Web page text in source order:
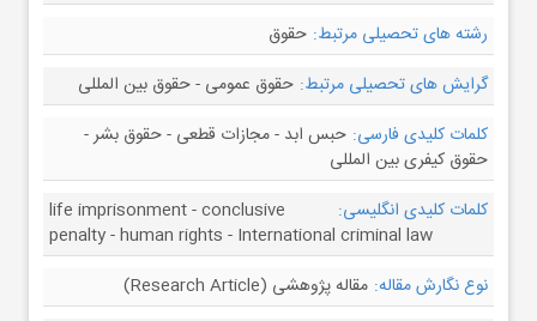
رشته های تحصیلی مرتبط: حقوق
گرایش های تحصیلی مرتبط: حقوق عمومی - حقوق بین المللی
کلمات کلیدی فارسی: حبس ابد - مجازات قطعی - حقوق بشر -
حقوق کیفری بین المللی
کلمات کلیدی انگلیسی:
life imprisonment - conclusive
penalty - human rights - International criminal law
نوع نگارش مقاله: مقاله پژوهشی (Research Article)